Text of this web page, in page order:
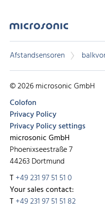
Afstandsensoren
© 2026 microsonic GmbH
Colofon
Privacy Policy
Privacy Policy settings
microsonic GmbH
Phoenixseestraße 7
44263 Dortmund
T+49 231 97 51 51 0
Your sales contact:
T+49 231 97 51 51 82